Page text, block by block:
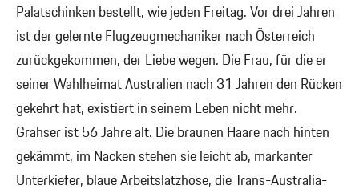
Palatschinken bestellt, wie jeden Freitag. Vor drei Jahren
ist der gelernte Flugzeugmechaniker nach Österreich
zurückgekommen, der Liebe wegen. Die Frau, für die er
seiner Wahlheimat Australien nach 31 Jahren den Rücken
gekehrt hat, existiert in seinem Leben nicht mehr.
Grahser ist 56 Jahre alt. Die braunen Haare nach hinten
gekämmt, im Nacken stehen sie leicht ab, markanter
Unterkiefer, blaue Arbeitslatzhose, die Trans-Australia-